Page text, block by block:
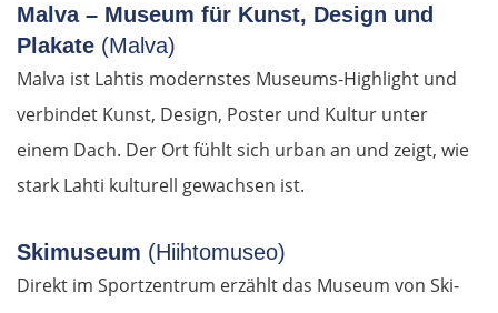
Malva – Museum für Kunst, Design und
Plakate (Malva)
Malva ist Lahtis modernstes Museums-Highlight und
verbindet Kunst, Design, Poster und Kultur unter
einem Dach. Der Ort fühlt sich urban an und zeigt, wie
stark Lahti kulturell gewachsen ist.
Skimuseum (Hiihtomuseo)
Direkt im Sportzentrum erzählt das Museum von Ski-
Argos Orestiko
Edessa
Giannitsa
Bulgarien West